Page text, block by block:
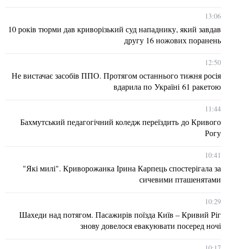
13:06
10 років тюрми дав криворізький суд нападнику, який завдав
другу 16 ножових поранень
12:50
Не вистачає засобів ППО. Протягом останнього тижня росія
вдарила по Україні 61 ракетою
11:44
Бахмутський педагогічний коледж переїздить до Кривого
Рогу
10:41
"Які милі". Криворожанка Ірина Карпець спостерігала за
сичевими пташенятами
10:29
Шахеди над потягом. Пасажирів поїзда Київ – Кривий Ріг
знову довелося евакуювати посеред ночі